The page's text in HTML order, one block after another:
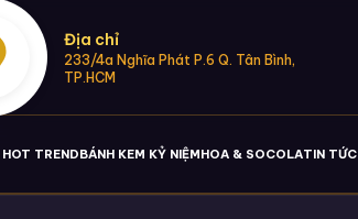
Địa chỉ
233/4a Nghĩa Phát P.6 Q. Tân Bình,
TP.HCM
HOT TRENDBÁNH KEM KỶ NIỆMHOA & SOCOLATIN TỨC